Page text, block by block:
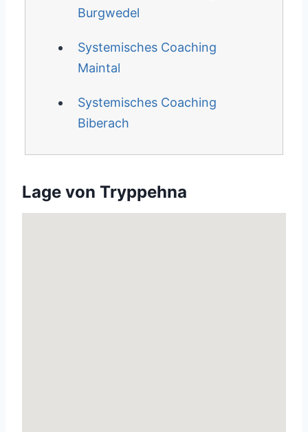
Burgwedel
Systemisches Coaching
Maintal
Systemisches Coaching
Biberach
Lage von Tryppehna